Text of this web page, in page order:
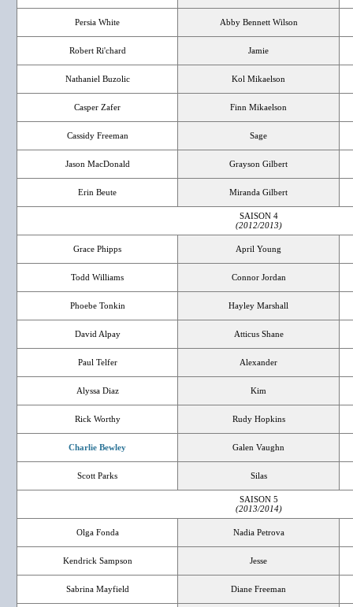
Persia White Abby Bennett Wilson
Robert Ri'chard Jamie
Nathaniel Buzolic Kol Mikaelson
Casper Zafer Finn Mikaelson
Cassidy Freeman Sage
Jason MacDonald Grayson Gilbert
Erin Beute Miranda Gilbert
SAISON 4
(2012/2013)
Grace Phipps April Young
Todd Williams Connor Jordan
Phoebe Tonkin Hayley Marshall
David Alpay Atticus Shane
Paul Telfer Alexander
Alyssa Diaz Kim
Rick Worthy Rudy Hopkins
Charlie Bewley Galen Vaughn
Scott Parks Silas
SAISON 5
(2013/2014)
Olga Fonda Nadia Petrova
Kendrick Sampson Jesse
Sabrina Mayfield Diane Freeman